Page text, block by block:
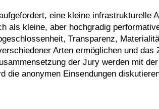
eine kleine infrastrukturelle
kleine, aber hochgradig
Transparenz,
Arten ermöglichen und das
der Jury werden mit
die anonymen Einsendungen